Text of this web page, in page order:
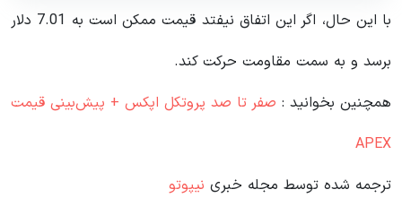
با این حال، اگر این اتفاق نیفتد قیمت ممکن است به 7.01 دلار
برسد و به سمت مقاومت حرکت کند.
همچنین بخوانید : صفر تا صد پروتکل اپکس + پیش‌بینی قیمت
APEX
ترجمه شده توسط مجله خبری نیپوتو